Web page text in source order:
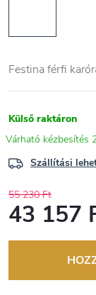
Festina férfi
Külső raktáron
Szállítási
55 230 Ft
43 157